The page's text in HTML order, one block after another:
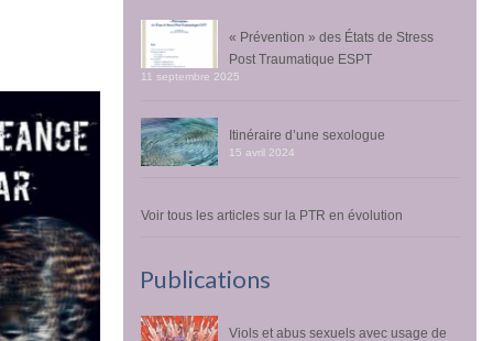
« Prévention » des États de Stress
Post Traumatique ESPT
11 septembre 2025
Itinéraire d’une sexologue
15 avril 2024
Voir tous les articles sur la PTR en évolution
Publications
Viols et abus sexuels avec usage de